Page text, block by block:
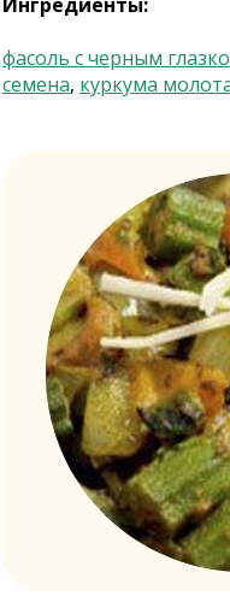
фасоль с черным
семена, куркума